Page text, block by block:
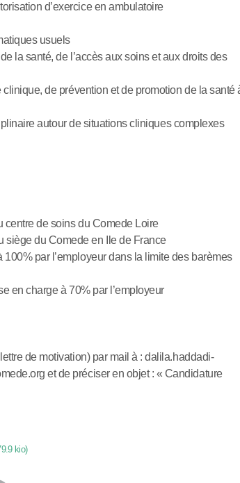
d’exercice en ambulatoire
usuels
la santé, de l’accès aux soins et aux droits des
de prévention et de promotion de la santé
autour de situations cliniques complexes
centre de soins du Comede Loire
siège du Comede en Ile de France
par l’employeur dans la limite des barèmes
en charge à 70% par l’employeur
de motivation) par mail à : dalila.haddadi-
et de préciser en objet : « Candidature
kio)